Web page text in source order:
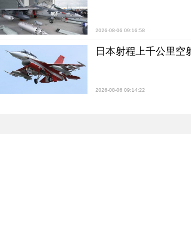
2026-08-06 09:16:58
日本射程上千公里空
2026-08-06 09:14:22